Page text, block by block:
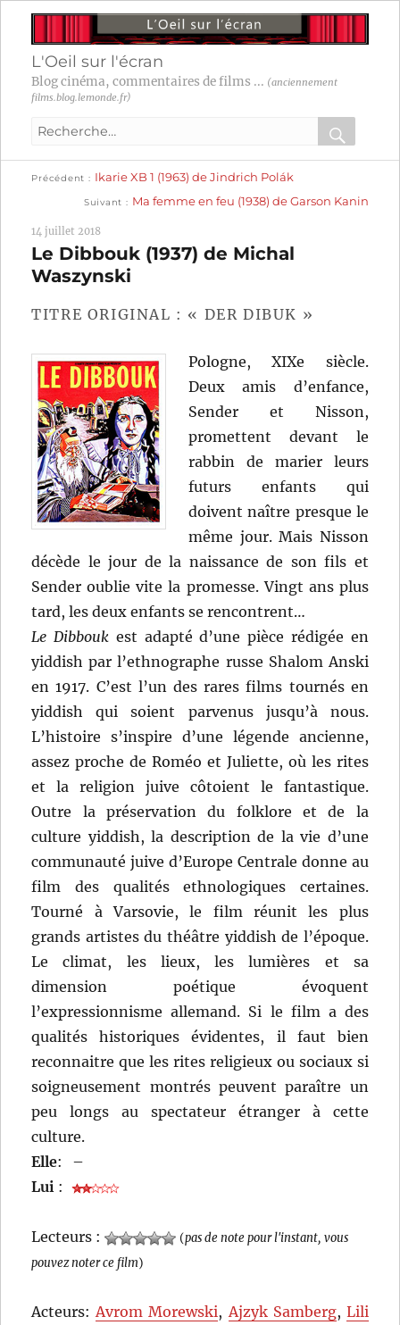
L'Oeil sur l'écran
Blog cinéma, commentaires de films ... (anciennement
films.blog.lemonde.fr)
Recherche
:
OK
Navigation
l’article
Précédent
précédente :
Ikarie XB 1 (1963) de Jindrich Polák
Suivant
suivante :
Ma femme en feu (1938) de Garson Kanin
14 juillet 2018
Le Dibbouk (1937) de Michal
Waszynski
TITRE ORIGINAL : « DER DIBUK »
Pologne, XIXe siècle.
Deux amis d’enfance,
Sender et Nisson,
promettent devant le
rabbin de marier leurs
futurs enfants qui
doivent naître presque le
même jour. Mais Nisson
décède le jour de la naissance de son fils et
Sender oublie vite la promesse. Vingt ans plus
tard, les deux enfants se rencontrent…
Le Dibbouk est adapté d’une pièce rédigée en
yiddish par l’ethnographe russe Shalom Anski
en 1917. C’est l’un des rares films tournés en
yiddish qui soient parvenus jusqu’à nous.
L’histoire s’inspire d’une légende ancienne,
assez proche de Roméo et Juliette, où les rites
et la religion juive côtoient le fantastique.
Outre la préservation du folklore et de la
culture yiddish, la description de la vie d’une
communauté juive d’Europe Centrale donne au
film des qualités ethnologiques certaines.
Tourné à Varsovie, le film réunit les plus
grands artistes du théâtre yiddish de l’époque.
Le climat, les lieux, les lumières et sa
dimension poétique évoquent
l’expressionnisme allemand. Si le film a des
qualités historiques évidentes, il faut bien
reconnaitre que les rites religieux ou sociaux si
soigneusement montrés peuvent paraître un
peu longs au spectateur étranger à cette
culture.
Elle:
–
Lui :
Lecteurs : (pas de note pour l'instant, vous
pouvez noter ce film)
Acteurs:Avrom Morewski,Ajzyk Samberg, Lili